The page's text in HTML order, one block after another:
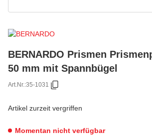
BERNARDO Prismen
50 mm mit Spannbügel
Art.Nr.:35-1031
Artikel zurzeit vergriffen
Momentan nicht verfügbar